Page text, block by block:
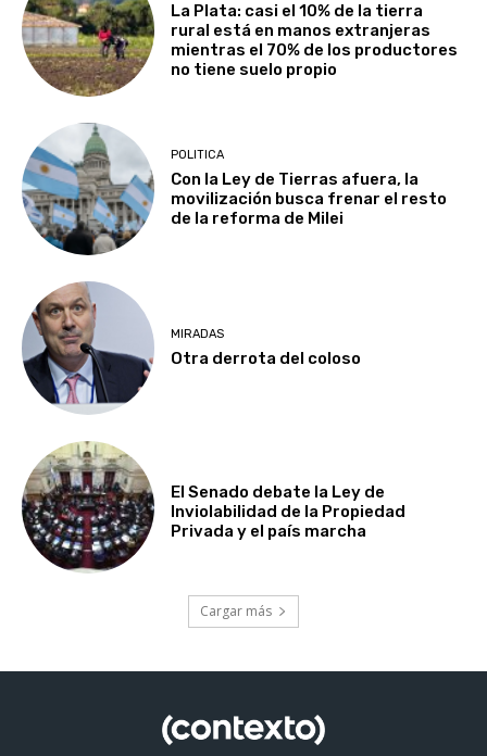
La Plata: casi el 10% de la tierra
rural está en manos extranjeras
mientras el 70% de los productores
no tiene suelo propio
POLITICA
Con la Ley de Tierras afuera, la
movilización busca frenar el resto
de la reforma de Milei
MIRADAS
Otra derrota del coloso
El Senado debate la Ley de
Inviolabilidad de la Propiedad
Privada y el país marcha
Cargar más